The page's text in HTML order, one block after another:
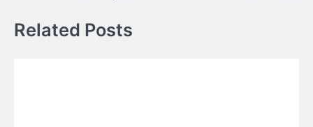
Related Posts